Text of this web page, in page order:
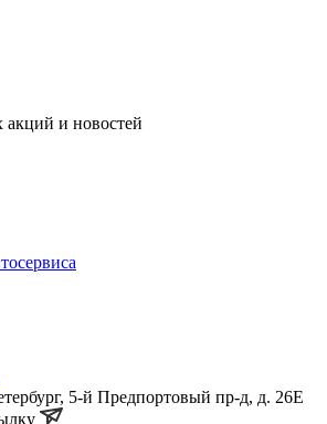
акций и новостей
5-й Предпортовый пр-д, д. 26Е